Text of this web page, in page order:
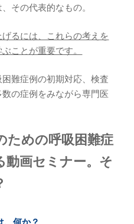
その代表的なもの。
るには、これらの考えを
ことが重要です。
難症例の初期対応、検査
の症例をみながら専門医
ための呼吸困難症
動画セミナー。そ
、何か？